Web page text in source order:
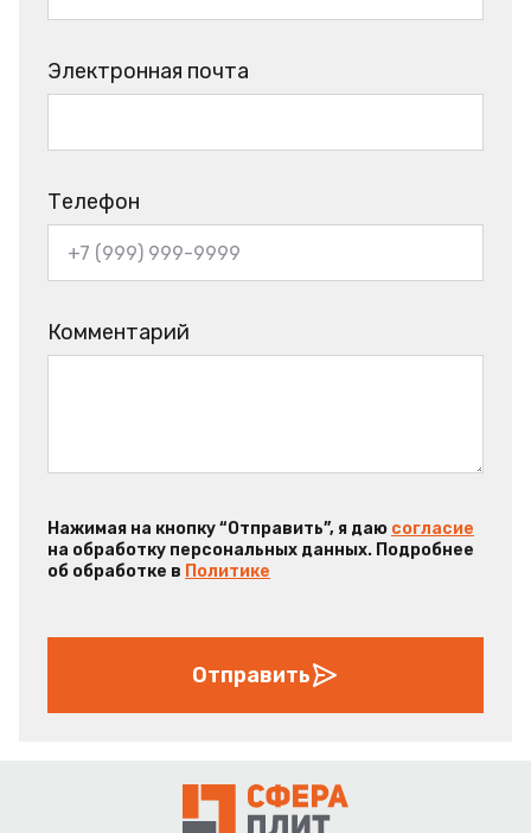
Электронная почта
Телефон
Комментарий
Нажимая на кнопку “Отправить”, я даю согласие
на обработку персональных данных. Подробнее
об обработке в Политике
Отправить